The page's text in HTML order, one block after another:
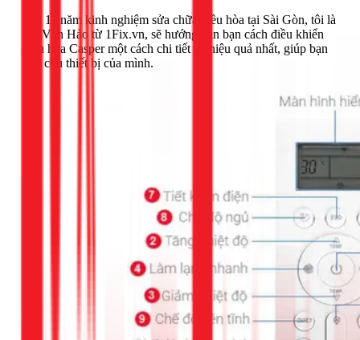
Với 11 năm kinh nghiệm sửa chữa điều hòa tại Sài Gòn, tôi là
Đỗ Văn Hảo từ 1Fix.vn, sẽ hướng dẫn bạn cách điều khiển
điều hòa Casper một cách chi tiết và hiệu quả nhất, giúp bạn
làm chủ thiết bị của mình.